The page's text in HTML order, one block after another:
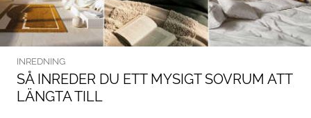
INREDNING
SÅ INREDER DU ETT MYSIGT SOVRUM ATT
LÄNGTA TILL